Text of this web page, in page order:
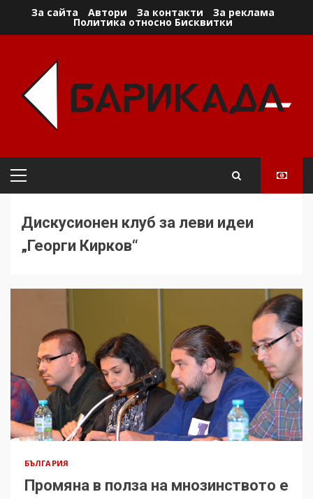
За сайта Автори За контакти За реклама
Политика относно Бисквитки
Primary
Дискусионен клуб за леви идеи
„Георги Кирков“
БЪЛГАРИЯ
Промяна в полза на мнозинството е